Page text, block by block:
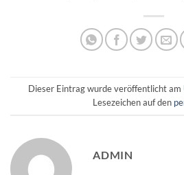
Dieser Eintrag wurde veröffentlicht am
Lesezeichen auf den
ADMIN